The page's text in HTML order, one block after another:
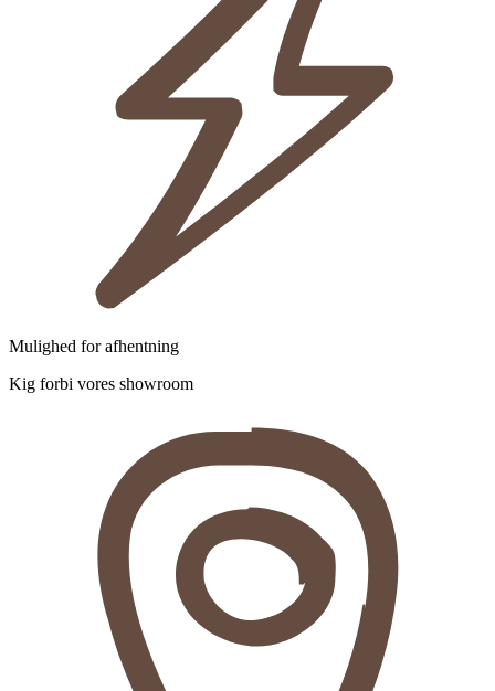
Mulighed for afhentning
Kig forbi vores showroom